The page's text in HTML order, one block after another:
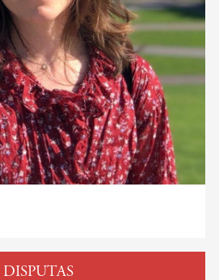
DISPUTAS